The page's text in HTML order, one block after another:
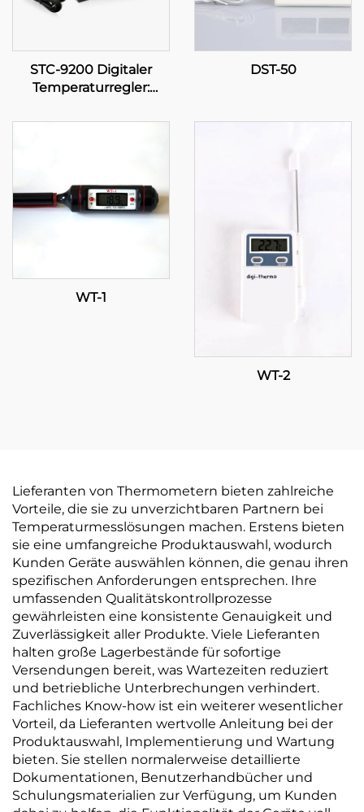
STC-9200 Digitaler
Temperaturregler:
mehrstufige
Anwendungen
DST-50
WT-1
WT-2
Lieferanten von Thermometern bieten zahlreiche
Vorteile, die sie zu unverzichtbaren Partnern bei
Temperaturmesslösungen machen. Erstens bieten
sie eine umfangreiche Produktauswahl, wodurch
Kunden Geräte auswählen können, die genau ihren
spezifischen Anforderungen entsprechen. Ihre
umfassenden Qualitätskontrollprozesse
gewährleisten eine konsistente Genauigkeit und
Zuverlässigkeit aller Produkte. Viele Lieferanten
halten große Lagerbestände für sofortige
Versendungen bereit, was Wartezeiten reduziert
und betriebliche Unterbrechungen verhindert.
Fachliches Know-how ist ein weiterer wesentlicher
Vorteil, da Lieferanten wertvolle Anleitung bei der
Produktauswahl, Implementierung und Wartung
bieten. Sie stellen normalerweise detaillierte
Dokumentationen, Benutzerhandbücher und
Schulungsmaterialien zur Verfügung, um Kunden